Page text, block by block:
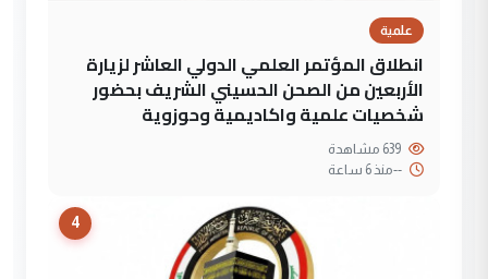
علمية
انطلاق المؤتمر العلمي الدولي العاشر لزيارة
الأربعين من الصحن الحسيني الشريف بحضور
شخصيات علمية واكاديمية وحوزوية
--منذ 6 ساعة
4